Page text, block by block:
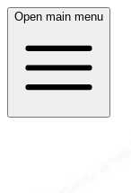
Open main menu